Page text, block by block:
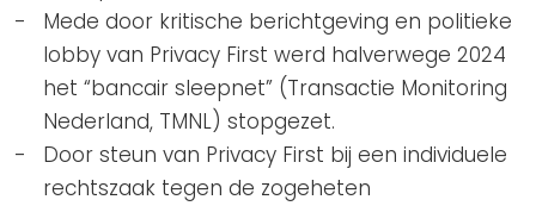
Mede door kritische berichtgeving en politieke
lobby van Privacy First werd halverwege 2024
het “bancair sleepnet” (Transactie Monitoring
Nederland, TMNL) stopgezet.
Door steun van Privacy First bij een individuele
rechtszaak tegen de zogeheten